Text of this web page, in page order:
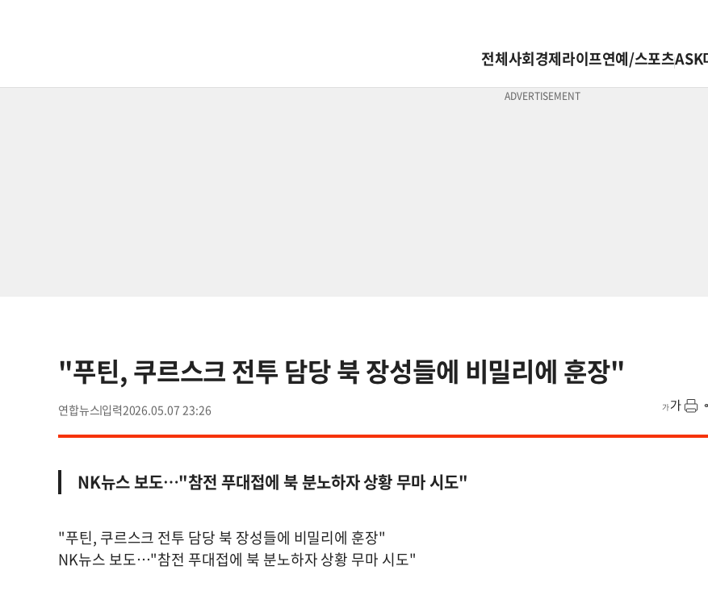
전체사회경제라이프연예/스포츠ASK
"푸틴, 쿠르스크 전투 담당 북 장성들에 비밀리에 훈장"
연합뉴스 2026.05.07 23:26
NK뉴스 보도…"참전 푸대접에 북 분노하자 상황 무마 시도"
"푸틴, 쿠르스크 전투 담당 북 장성들에 비밀리에 훈장"
NK뉴스 보도…"참전 푸대접에 북 분노하자 상황 무마 시도"